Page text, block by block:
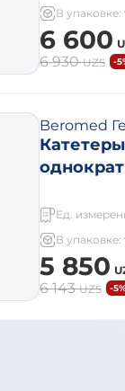
В упаковке:
6 600
6 930UZS -
Beromed
Ед.
В упаковке:
5 850
6 143UZS -